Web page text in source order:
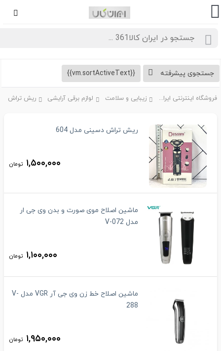
پیشرفته
فروشگاه اینترنتی ایران کالا361 زیبایی و سلامت لوازم برقی آرایشی ریش تراش
ریش تراش دسینی مدل 604
۱,۵۰۰,۰۰۰ تومان
ماشین اصلاح موی صورت و بدن وی جی ار
مدل V-072
۱,۱۰۰,۰۰۰ تومان
ماشین اصلاح خط زن وی جی آر VGR مدل V-
288
۱,۹۵۰,۰۰۰ تومان